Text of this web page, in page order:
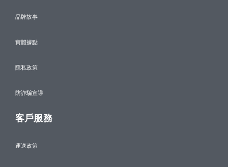
品牌故事
實體據點
隱私政策
防詐騙宣導
客戶服務
運送政策